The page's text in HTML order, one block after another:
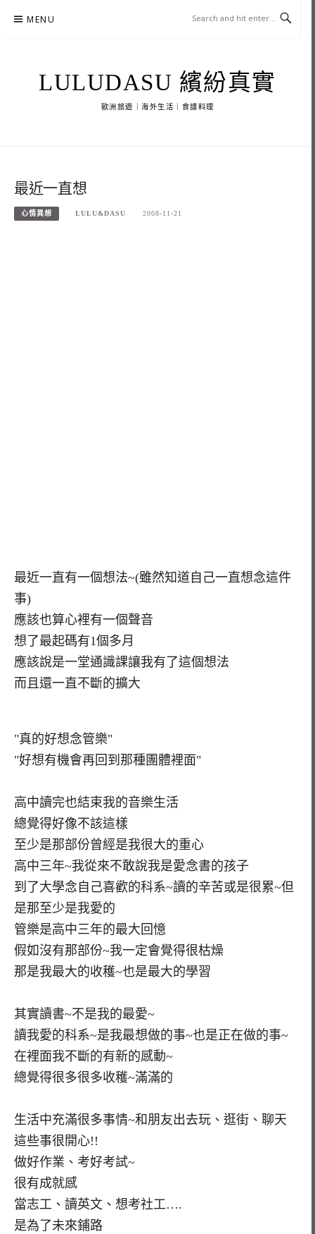
MENU
LULUDASU 繽紛真實
歐洲旅遊｜海外生活｜食譜料理
最近一直想
心情異想 LULU&DASU 2008-11-21
最近一直有一個想法~(雖然知道自己一直想念這件
事)
應該也算心裡有一個聲音
想了最起碼有1個多月
應該說是一堂通識課讓我有了這個想法
而且還一直不斷的擴大
"真的好想念管樂"
"好想有機會再回到那種團體裡面"
高中讀完也結束我的音樂生活
總覺得好像不該這樣
至少是那部份曾經是我很大的重心
高中三年~我從來不敢說我是愛念書的孩子
到了大學念自己喜歡的科系~讀的辛苦或是很累~但
是那至少是我愛的
管樂是高中三年的最大回憶
假如沒有那部份~我一定會覺得很枯燥
那是我最大的收穫~也是最大的學習
其實讀書~不是我的最愛~
讀我愛的科系~是我最想做的事~也是正在做的事~
在裡面我不斷的有新的感動~
總覺得很多很多收穫~滿滿的
生活中充滿很多事情~和朋友出去玩、逛街、聊天
這些事很開心!!
做好作業、考好考試~
很有成就感
當志工、讀英文、想考社工….
是為了未來鋪路